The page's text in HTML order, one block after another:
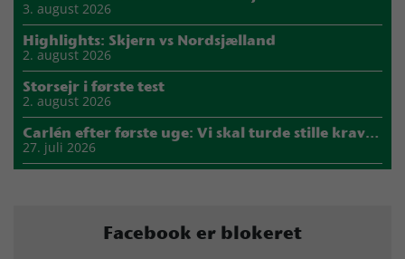
3. august 2026
Highlights: Skjern vs Nordsjælland
2. august 2026
Storsejr i første test
2. august 2026
Carlén efter første uge: Vi skal turde stille krav til hinanden
27. juli 2026
Facebook er blokeret